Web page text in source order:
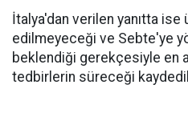
İtalya'dan verilen yanıtta ise
edilmeyeceği ve Sebte'ye
beklendiği gerekçesiyle en
tedbirlerin süreceği